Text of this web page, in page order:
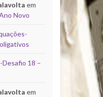
em
Novo
Desafio 18 –
em